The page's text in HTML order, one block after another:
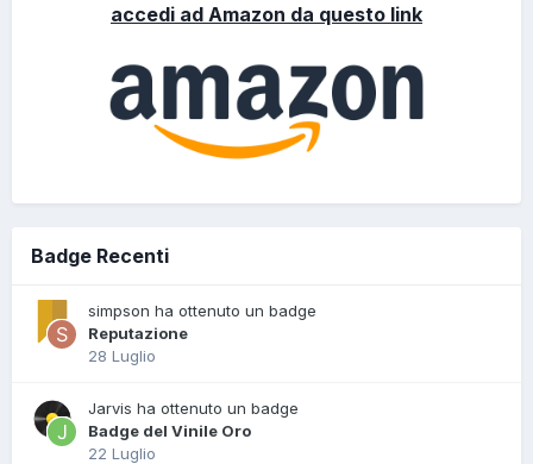
accedi ad Amazon da questo link
Badge Recenti
simpson ha ottenuto un badge
Reputazione
28 Luglio
Jarvis ha ottenuto un badge
Badge del Vinile Oro
22 Luglio